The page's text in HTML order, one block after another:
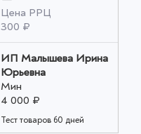
Цена РРЦ
300 ₽
ИП Малышева Ирина
Юрьевна
Мин
4 000 ₽
Тест товаров 60 дней